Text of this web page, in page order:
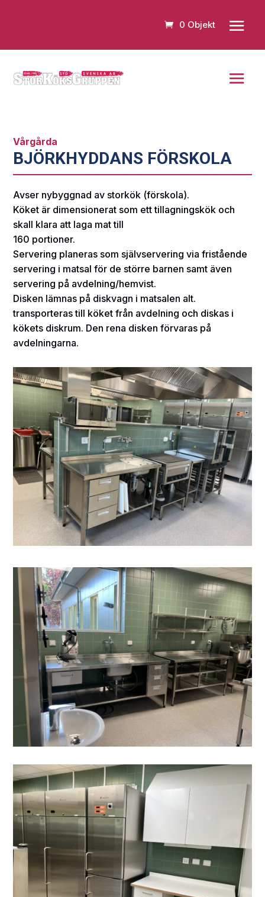
0 Objekt
Vårgårda
BJÖRKHYDDANS FÖRSKOLA
Avser nybyggnad av storkök (förskola).
Köket är dimensionerat som ett tillagningskök och
skall klara att laga mat till
160 portioner.
Servering planeras som självservering via fristående
servering i matsal för de större barnen samt även
servering på avdelning/hemvist.
Disken lämnas på diskvagn i matsalen alt.
transporteras till köket från avdelning och diskas i
kökets diskrum. Den rena disken förvaras på
avdelningarna.